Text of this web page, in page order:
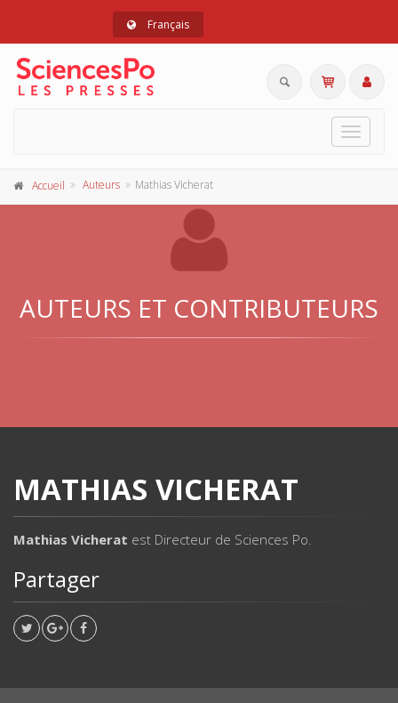
Français
Toggle
Accueil Auteurs Mathias Vicherat
AUTEURS ET CONTRIBUTEURS
MATHIAS VICHERAT
Mathias Vicherat est Directeur de Sciences Po.
Partager